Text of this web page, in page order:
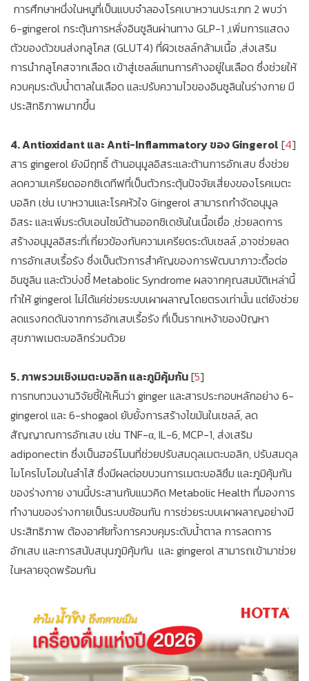
การศึกษาหนึ่งในหนูที่เป็นแบบจำลองโรคเบาหวานประเภท 2 พบว่า
6-gingerol กระตุ้นการหลั่งอินซูลินผ่านทาง GLP-1 ,เพิ่มการแสดง
ตัวของตัวขนส่งกลูโคส (GLUT4) ที่ผิวเซลล์กล้ามเนื้อ ,ส่งเสริม
การนำกลูโคสจากเลือด เข้าสู่เซลล์แทนการค้างอยู่ในเลือด ซึ่งช่วยให้
ควบคุมระดับน้ำตาลในเลือด และปรับความไวของอินซูลินในร่างกาย มี
ประสิทธิภาพมากขึ้น
4. Antioxidant และ Anti-Inflammatory ของ Gingerol [4]
สาร gingerol ยังมีฤทธิ์ ต้านอนุมูลอิสระและต้านการอักเสบ ซึ่งช่วย
ลดความเครียดออกซิเดทีฟที่เป็นตัวกระตุ้นปัจจัยเสี่ยงของโรคเมตะ
บอลิก เช่น เบาหวานและโรคหัวใจ Gingerol สามารถกำจัดอนุมูล
อิสระ และเพิ่มระดับเอนไซม์ต้านออกซิเดชันในเนื้อเยื่อ ,ช่วยลดการ
สร้างอนุมูลอิสระที่เกี่ยวข้องกับความเครียดระดับเซลล์ ,อาจช่วยลด
การอักเสบเรื้อรัง ซึ่งเป็นตัวการสำคัญของการพัฒนาภาวะดื้อต่อ
อินซูลิน และตัวบ่งชี้ Metabolic Syndrome ผลจากคุณสมบัติเหล่านี้
ทำให้ gingerol ไม่ได้แค่ช่วยระบบเผาผลาญโดยตรงเท่านั้น แต่ยังช่วย
ลดแรงกดดันจากการอักเสบเรื้อรัง ที่เป็นรากเหง้าของปัญหา
สุขภาพเมตะบอลิกร่วมด้วย
5. ภาพรวมเชิงเมตะบอลิก และภูมิคุ้มกัน[5]
การทบทวนงานวิจัยชี้ให้เห็นว่า ginger และสารประกอบหลักอย่าง 6-
gingerol และ 6-shogaol ยับยั้งการสร้างไขมันในเซลล์, ลด
สัญญาณการอักเสบ เช่น TNF-α, IL-6, MCP-1, ส่งเสริม
adiponectin ซึ่งเป็นฮอร์โมนที่ช่วยปรับสมดุลเมตะบอลิก, ปรับสมดุล
ไมโครไบโอมในลำไส้ ซึ่งมีผลต่อขบวนการเมตะบอลิซึม และภูมิคุ้มกัน
ของร่างกาย งานนี้ประสานกับแนวคิด Metabolic Health ที่มองการ
ทำงานของร่างกายเป็นระบบซ้อนกัน การช่วยระบบเผาผลาญอย่างมี
ประสิทธิภาพ ต้องอาศัยทั้งการควบคุมระดับน้ำตาล การลดการ
อักเสบ และการสนับสนุนภูมิคุ้มกัน และ gingerol สามารถเข้ามาช่วย
ในหลายจุดพร้อมกัน